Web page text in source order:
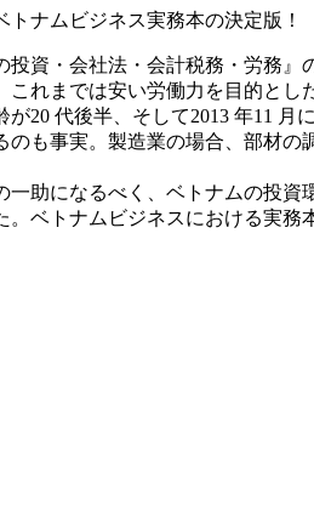
ナムビジネス実務本の決定版！
投資・会社法・会計税務・労務
これまでは安い労働力を目的と
20 代後半、そして2013 年11 月
のも事実。製造業の場合、部材
一助になるべく、ベトナムの投
。ベトナムビジネスにおける実務